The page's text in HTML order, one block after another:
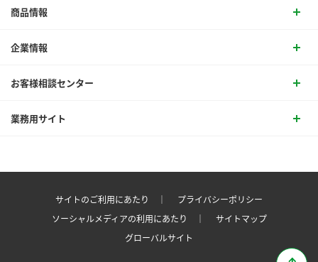
商品情報
企業情報
お客様相談センター
業務用サイト
サイトのご利用にあたり ｜
プライバシーポリシー
ソーシャルメディアの利用にあたり ｜
サイトマップ
グローバルサイト